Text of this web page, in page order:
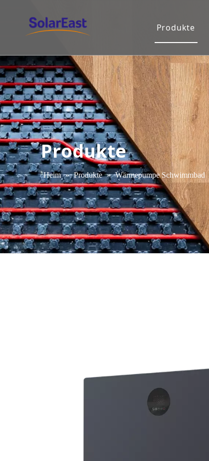
Produkte
Produkte
Heim » Produkte » Wärmepumpe Schwimmbad